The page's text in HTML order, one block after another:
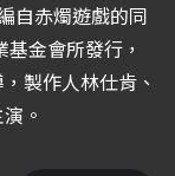
自赤燭遊戲的同
金會所發行，
製作人林仕肯、
。